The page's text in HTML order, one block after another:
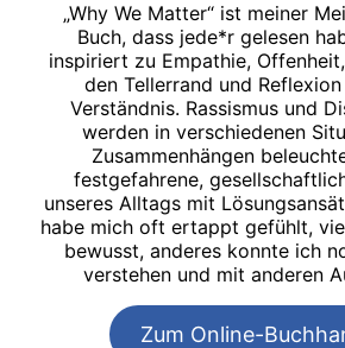
„Why We Matter“ ist meiner
Buch, dass jede*r gelesen
inspiriert zu Empathie,
den Tellerrand und
Verständnis. Rassismus und
werden in verschiedenen
Zusammenhängen
festgefahrene,
unseres Alltags mit
habe mich oft ertappt gefühlt,
bewusst, anderes konnte ich
verstehen und mit anderen
Zum Online-